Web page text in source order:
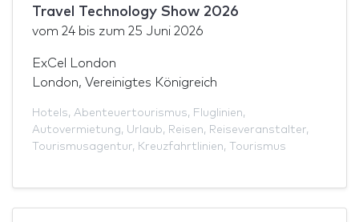
Travel Technology Show 2026
vom 24 bis zum 25 Juni 2026
ExCel London
London, Vereinigtes Königreich
Hotels, Abenteuertourismus, Fluglinien,
Autovermietung, Urlaub, Reisen, Reiseveranstalter,
Tourismusagentur, Kreuzfahrtlinien, Tourismus